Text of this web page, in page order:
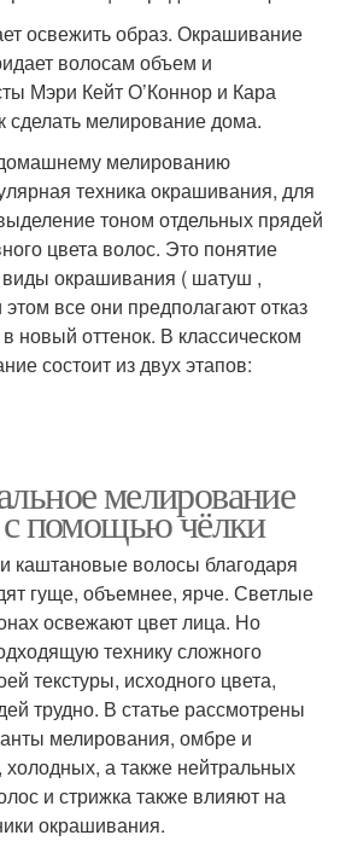
освежить образ. Окрашивание
волосам объем и
Мэри Кейт О’Коннор и Кара
сделать мелирование дома.
домашнему мелированию
техника окрашивания, для
тоном отдельных прядей
цвета волос. Это понятие
окрашивания ( шатуш ,
все они предполагают отказ
новый оттенок. В классическом
состоит из двух этапов:
мелирование
помощью чёлки
каштановые волосы благодаря
гуще, объемнее, ярче. Светлые
освежают цвет лица. Но
технику сложного
текстуры, исходного цвета,
трудно. В статье рассмотрены
мелирования, омбре и
а также нейтральных
и стрижка также влияют на
окрашивания.